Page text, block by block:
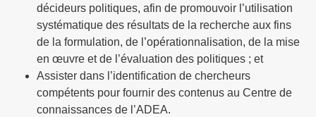
décideurs politiques, afin de promouvoir l’utilisation
systématique des résultats de la recherche aux fins
de la formulation, de l’opérationnalisation, de la mise
en œuvre et de l’évaluation des politiques ; et
Assister dans l’identification de chercheurs
compétents pour fournir des contenus au Centre de
connaissances de l’ADEA.